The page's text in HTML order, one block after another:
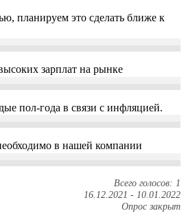
планируем это сделать ближе к
зарплат на рынке
пол-года в связи с инфляцией.
в нашей компании
Всего голосов: 1
16.12.2021 - 10.01.2022
Опрос закрыт